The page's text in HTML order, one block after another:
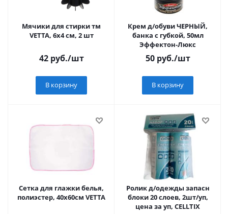
Мячики для стирки тм
VETTA, 6х4 см, 2 шт
42руб./шт
В корзину
Крем д/обуви ЧЕРНЫЙ,
банка с губкой, 50мл
Эффектон-Люкс
50руб./шт
В корзину
Сетка для глажки белья,
полиэстер, 40х60см VETTA
Ролик д/одежды запасн
блоки 20 слоев, 2шт/уп,
цена за уп, CELLTIX